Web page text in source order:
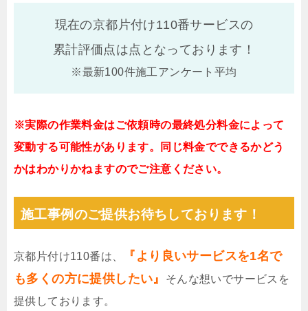
現在の京都片付け110番サービスの
累計評価点は点となっております！
※最新100件施工アンケート平均
※実際の作業料金はご依頼時の最終処分料金によって
変動する可能性があります。同じ料金でできるかどう
かはわかりかねますのでご注意ください。
施工事例のご提供お待ちしております！
京都片付け110番は、
『より良いサービスを1名で
も多くの方に提供したい』
そんな想いでサービスを
提供しております。